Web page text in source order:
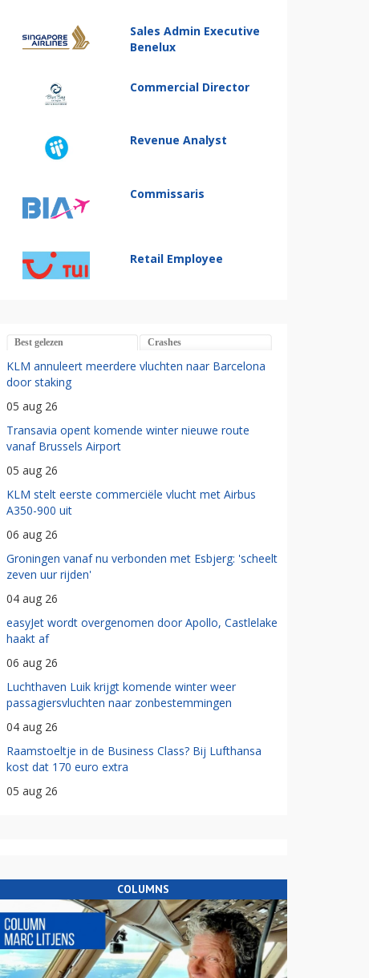
Sales Admin Executive
Benelux
Commercial Director
Revenue Analyst
Commissaris
Retail Employee
Best gelezen Crashes
KLM annuleert meerdere vluchten naar Barcelona
door staking
05 aug 26
Transavia opent komende winter nieuwe route
vanaf Brussels Airport
05 aug 26
KLM stelt eerste commerciële vlucht met Airbus
A350-900 uit
06 aug 26
Groningen vanaf nu verbonden met Esbjerg: 'scheelt
zeven uur rijden'
04 aug 26
easyJet wordt overgenomen door Apollo, Castlelake
haakt af
06 aug 26
Luchthaven Luik krijgt komende winter weer
passagiersvluchten naar zonbestemmingen
04 aug 26
Raamstoeltje in de Business Class? Bij Lufthansa
kost dat 170 euro extra
05 aug 26
COLUMNS